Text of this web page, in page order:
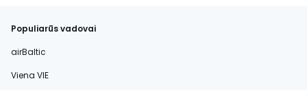
Populiarūs vadovai
airBaltic
Viena VIE